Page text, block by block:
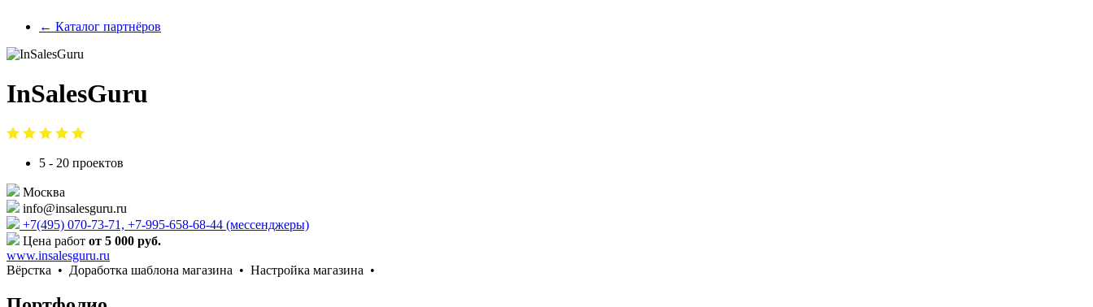
← Каталог партнёров
InSalesGuru
5 - 20 проектов
Москва
info@insalesguru.ru
+7(495) 070-73-71, +7-995-658-68-44 (мессенджеры)
Цена работ от 5 000 руб.
www.insalesguru.ru
Вёрстка • Доработка шаблона магазина • Настройка магазина •